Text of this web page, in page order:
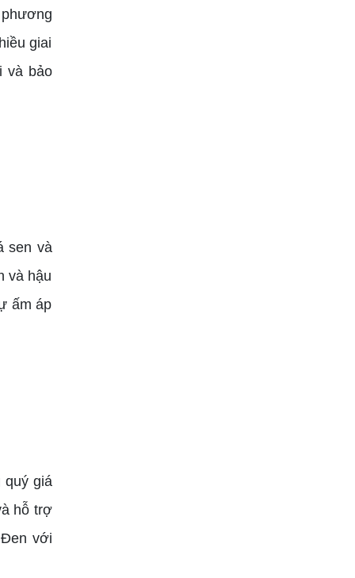
giai
và bảo
sen và
và hậu
ấm áp
giá
hỗ trợ
với